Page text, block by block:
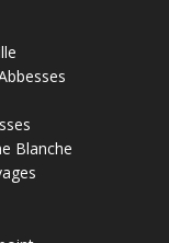
Blanche